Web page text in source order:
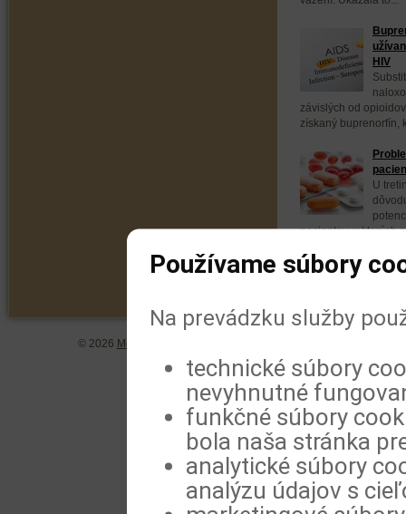
HIV
závislých od
získaný buprenorfín,
U
pacientov, u ktorých
© 2026 MeDitorial
Používame súbory
Na prevádzku služby
technické súbory
nevyhnutné
funkčné súbory
bola naša stránka
analytické súbory
analýzu údajov s